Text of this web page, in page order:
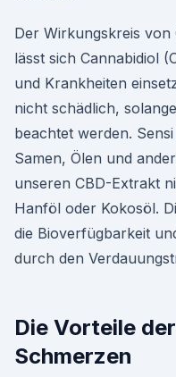
Der Wirkungskreis
lässt sich Cannabidiol
und Krankheiten
nicht schädlich,
beachtet werden.
Samen, Ölen und
unseren CBD-Extrakt
Hanföl oder Kokosöl.
die Bioverfügbarkeit
durch den
Die Vorteile
Schmerzen